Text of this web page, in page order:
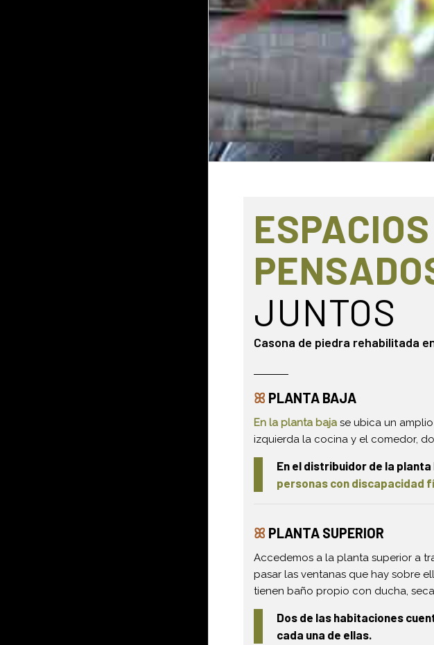
ESPACIOS
JUNTOS
Casona de piedra rehabilitada
ꕤ PLANTA BAJA
En la planta baja se ubica un
izquierda la cocina y el comedor,
En el distribuidor de la planta
personas con discapacidad
ꕤ PLANTA SUPERIOR
Accedemos a la planta superior a
pasar las ventanas que hay sobre
tienen baño propio con ducha,
Dos de las habitaciones
cada una de ellas.